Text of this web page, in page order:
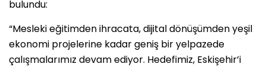
bulundu:
“Mesleki eğitimden ihracata, dijital dönüşümden yeşil
ekonomi projelerine kadar geniş bir yelpazede
çalışmalarımız devam ediyor. Hedefimiz, Eskişehir’i